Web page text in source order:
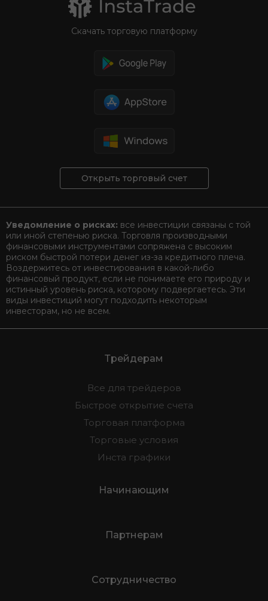
Скачать торговую платформу
Открыть торговый счет
Уведомление о рисках: все инвестиции связаны с той
или иной степенью риска. Торговля производными
финансовыми инструментами сопряжена с высоким
риском быстрой потери денег из-за кредитного плеча.
Воздержитесь от инвестирования в какой-либо
финансовый продукт, если не понимаете его природу и
истинный уровень риска, которому подвергаетесь. Эти
виды инвестиций могут подходить некоторым
инвесторам, но не всем.
Трейдерам
Все для трейдеров
Быстрое открытие счета
Торговая платформа
Торговые условия
Инста графики
Начинающим
Партнерам
Сотрудничество